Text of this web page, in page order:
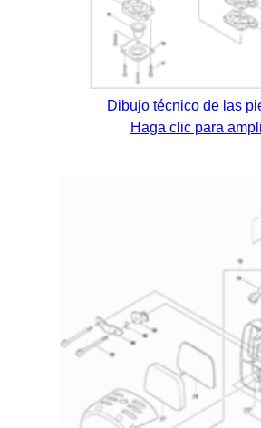
Dibujo técnico de las
Haga clic para